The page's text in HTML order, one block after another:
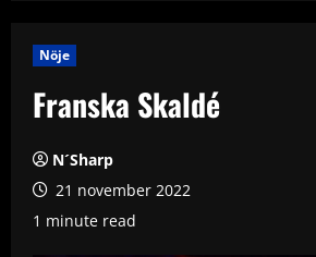
Nöje
Franska Skaldé
N´Sharp
21 november 2022
1 minute read